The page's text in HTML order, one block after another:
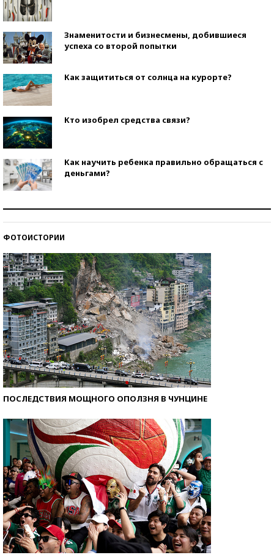
Знаменитости и бизнесмены, добившиеся
успеха со второй попытки
Как защититься от солнца на курорте?
Кто изобрел средства связи?
Как научить ребенка правильно обращаться с
деньгами?
ФОТОИСТОРИИ
ПОСЛЕДСТВИЯ МОЩНОГО ОПОЛЗНЯ В ЧУНЦИНЕ